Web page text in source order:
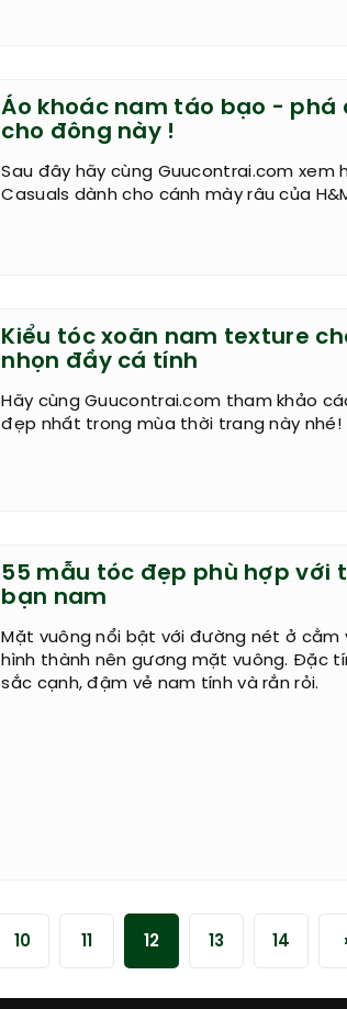
Áo khoác nam táo bạo - phá
cho đông này !
Sau đây hãy cùng Guucontrai.com xem
Casuals dành cho cánh mày râu của
Kiểu tóc xoăn nam texture
nhọn đầy cá tính
Hãy cùng Guucontrai.com tham khảo
đẹp nhất trong mùa thời trang này nhé!
55 mẫu tóc đẹp phù hợp với
bạn nam
Mặt vuông nổi bật với đường nét ở
hình thành nên gương mặt vuông. Đặc
sắc cạnh, đậm vẻ nam tính và rắn rỏi.
10 12 13 14 ›